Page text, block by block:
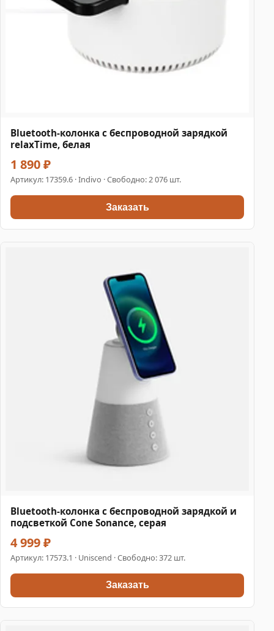
Bluetooth-колонка с беспроводной зарядкой
relaxTime, белая
1 890 ₽
Артикул: 17359.6 · Indivo · Свободно: 2 076 шт.
Заказать
Bluetooth-колонка с беспроводной зарядкой и
подсветкой Cone Sonance, серая
4 999 ₽
Артикул: 17573.1 · Uniscend · Свободно: 372 шт.
Заказать